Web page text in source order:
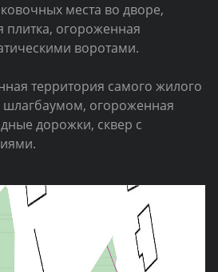
места во дворе,
плитка, огороженная
воротами.
территория самого жилого
шлагбаумом, огороженная
дорожки, сквер с